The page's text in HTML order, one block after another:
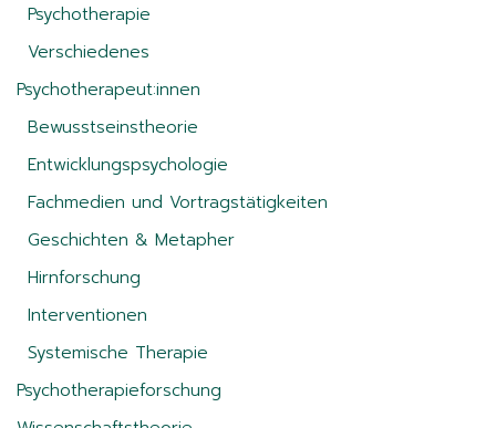
Psychotherapie
Verschiedenes
Psychotherapeut:innen
Bewusstseinstheorie
Entwicklungspsychologie
Fachmedien und Vortragstätigkeiten
Geschichten & Metapher
Hirnforschung
Interventionen
Systemische Therapie
Psychotherapieforschung